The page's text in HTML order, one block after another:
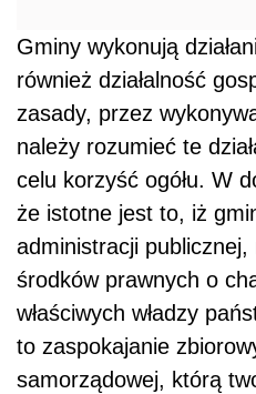
Gminy wykonują
również działalność
zasady, przez
należy rozumieć te
celu korzyść ogółu. W
że istotne jest to, iż
administracji
środków prawnych o
właściwych władzy
to zaspokajanie
samorządowej, którą